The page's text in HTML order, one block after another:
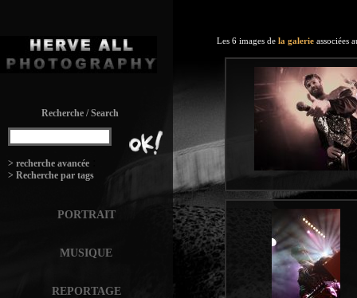
Recherche / Search
> recherche avancée
> Recherche par tags
PORTRAIT
MUSIQUE
REPORTAGE
Les 6 images de la galerie associées